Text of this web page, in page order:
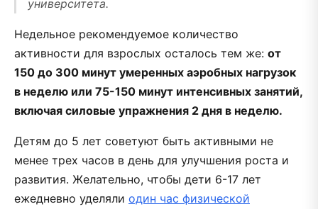
университета.
Недельное рекомендуемое количество
активности для взрослых осталось тем же: от
150 до 300 минут умеренных аэробных нагрузок
в неделю или 75-150 минут интенсивных занятий,
включая силовые упражнения 2 дня в неделю.
Детям до 5 лет советуют быть активными не
менее трех часов в день для улучшения роста и
развития. Желательно, чтобы дети 6-17 лет
ежедневно уделяли один час физической